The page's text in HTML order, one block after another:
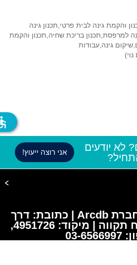
והקמת גינה לבית פרטי,תכנון גינה
למרפסת,תכנון בריכת שחיה,תכנון והקמת
גינה,עבודות
לא יודעים
אני רוצה ייעוץ!
האתר משויך לחברת Arcdb | כתובת: דרך
יצחק רבין 1 פתח תקווה | מיקוד: 4951726,